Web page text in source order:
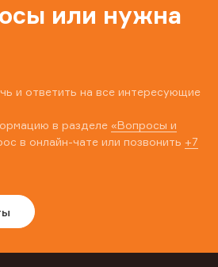
или нужна
и ответить на все интересующие
в разделе «Вопросы и
в онлайн-чате или позвонить +7